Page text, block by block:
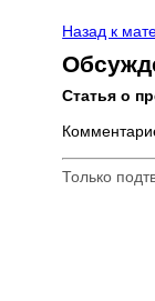
Назад к
Статья о
Только